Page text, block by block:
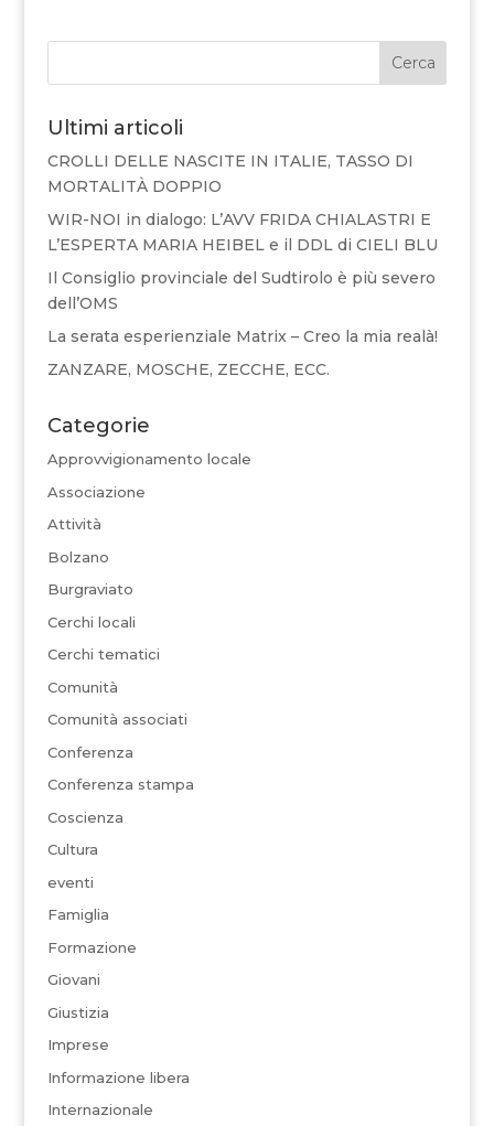
Cerca
Ultimi articoli
CROLLI DELLE NASCITE IN ITALIE, TASSO DI
MORTALITÀ DOPPIO
WIR-NOI in dialogo: L’AVV FRIDA CHIALASTRI E
L’ESPERTA MARIA HEIBEL e il DDL di CIELI BLU
Il Consiglio provinciale del Sudtirolo è più severo
dell’OMS
La serata esperienziale Matrix – Creo la mia realà!
ZANZARE, MOSCHE, ZECCHE, ECC.
Categorie
Approvvigionamento locale
Associazione
Attività
Bolzano
Burgraviato
Cerchi locali
Cerchi tematici
Comunità
Comunità associati
Conferenza
Conferenza stampa
Coscienza
Cultura
eventi
Famiglia
Formazione
Giovani
Giustizia
Imprese
Informazione libera
Internazionale